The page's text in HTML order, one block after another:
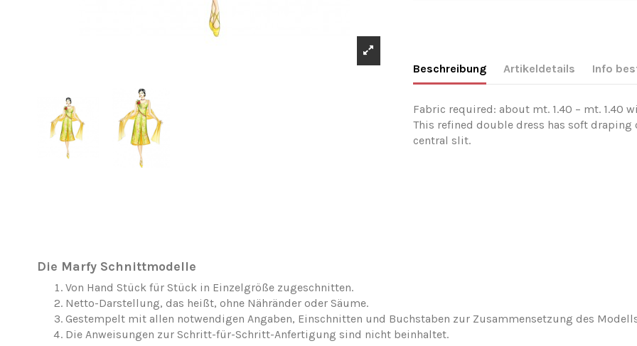
Beschreibung Artikeldetails Info
Fabric required: about mt. 1.40 – mt. 1.40
This refined double dress has soft draping
central slit.
Die Marfy Schnittmodelle
Von Hand Stück für Stück in Einzelgröße zugeschnitten.
Netto-Darstellung, das heißt, ohne Nähränder oder Säume.
Gestempelt mit allen notwendigen Angaben, Einschnitten und Buchstaben zur Zusammensetzung des
Die Anweisungen zur Schritt-für-Schritt-Anfertigung sind nicht beinhaltet.